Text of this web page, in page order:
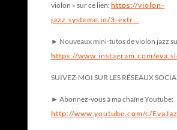
violon » sur ce lien:https://violon-
jazz.systeme.io/3-extr…
► Nouveaux mini-tutos de violon jazz
https://www.instagram.com/
SUIVEZ-MOI SUR LES RÉSEAUX
► Abonnez-vous à ma chaîne Youtube:
http://www.youtube.com/c/